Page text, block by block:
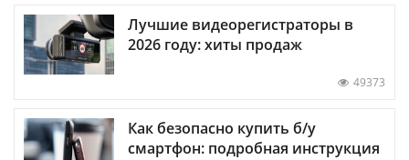
Лучшие видеорегистраторы в
2026 году: хиты продаж
49373
Как безопасно купить б/у
смартфон: подробная инструкция